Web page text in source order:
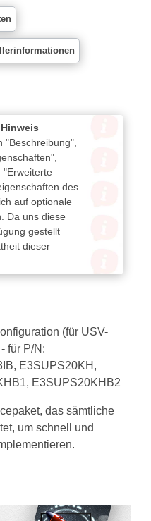
"Beschreibung",
"Erweiterte
des
auf optionale
Da uns diese
gestellt
dieser
(für USV-
für P/N:
E3SUPS20KH,
E3SUPS20KHB2
das sämtliche
um schnell und